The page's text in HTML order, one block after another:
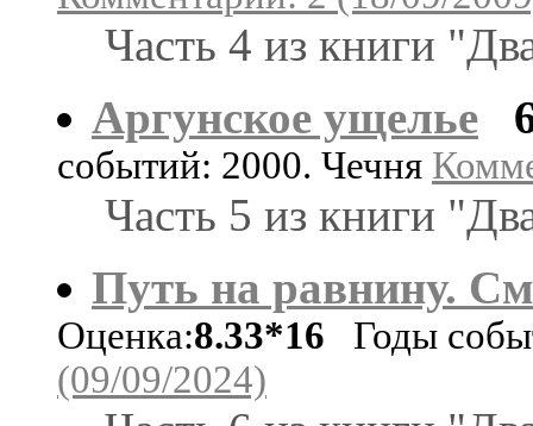
Часть 4 из книги
Аргунское ущелье
событий: 2000. Чечня
Часть 5 из книги
Путь на равнину.
Оценка:8.33*16 Годы
(09/09/2024)